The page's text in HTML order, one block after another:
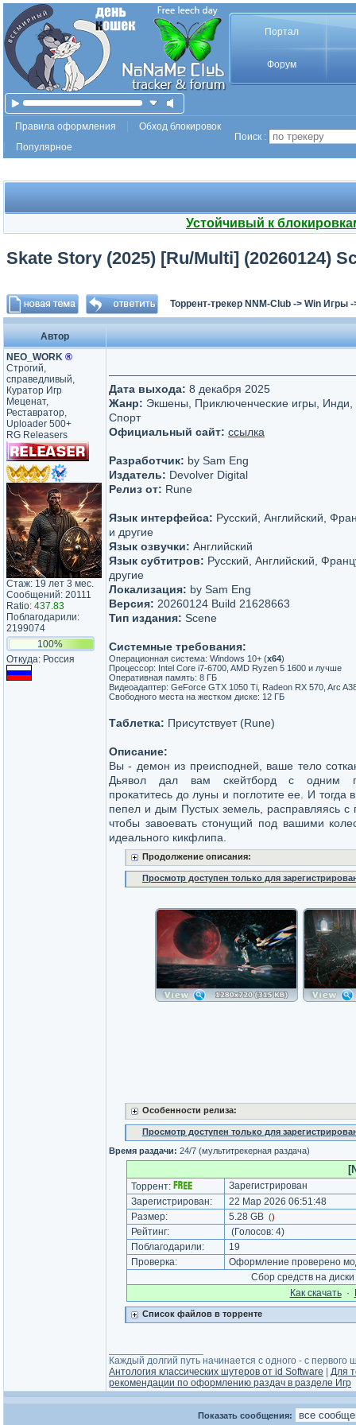
Портал
Форум
Правила оформления
Обход блокировок
Популярное
Поиск :
Устойчивый к
Skate Story (2025) [Ru/Multi] (20260124)
Торрент-трекер NNM-Club -> Win Игры
Автор
NEO_WORK ®
Строгий,
справедливый,
Куратор Игр
Меценат,
Реставратор,
Uploader 500+
RG Releasers
Стаж: 19 лет 3 мес.
Сообщений: 20111
Ratio: 437.83
Поблагодарили:
2199074
100%
Откуда: Россия
Дата выхода: 8 декабря 2025
Жанр: Экшены, Приключенческие игры, Инди,
Спорт
Официальный сайт: ссылка
Разработчик: by Sam Eng
Издатель: Devolver Digital
Релиз от: Rune
Язык интерфейса: Русский, Английский,
и другие
Язык озвучки: Английский
Язык субтитров: Русский, Английский,
другие
Локализация: by Sam Eng
Версия: 20260124 Build 21628663
Тип издания: Scene
Системные требования:
Операционная система: Windows 10+ (x64)
Процессор: Intel Core i7-6700, AMD Ryzen 5 1600 и лучше
Оперативная память: 8 ГБ
Видеоадаптер: GeForce GTX 1050 Ti, Radeon RX 570, Arc
Свободного места на жестком диске: 12 ГБ
Таблетка: Присутствует (Rune)
Описание:
Вы - демон из преисподней, ваше тело
Дьявол дал вам скейтборд с одним
прокатитесь до луны и поглотите ее. И
пепел и дым Пустых земель, расправляясь с
чтобы завоевать стонущий под вашими
идеального кикфлипа.
Продолжение описания:
Просмотр доступен только для
Особенности релиза:
Просмотр доступен только для
Время раздачи: 24/7 (мультитрекерная раздача)
Торрент:
Зарегистрирован
Зарегистрирован:
22 Мар 2026 06:51:48
Размер:
5.28 GB ()
Рейтинг: (Голосов: 4)
Поблагодарили:
19
Проверка:
Оформление проверено
Сбор средств на
Как cкачать·
Список файлов в торренте
Каждый долгий путь начинается с одного - с первого
Антология классических шутеров от id Software
Для
рекомендации по оформлению раздач в разделе Игр
Показать сообщения: